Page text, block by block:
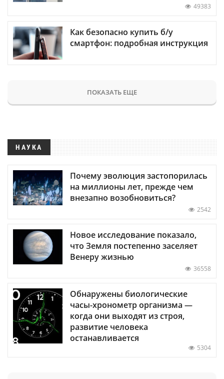
49383
Как безопасно купить б/у
смартфон: подробная инструкция
ПОКАЗАТЬ ЕЩЕ
НАУКА
Почему эволюция застопорилась
на миллионы лет, прежде чем
внезапно возобновиться?
2542
Новое исследование показало,
что Земля постепенно заселяет
Венеру жизнью
36558
Обнаружены биологические
часы-хронометр организма —
когда они выходят из строя,
развитие человека
останавливается
5304